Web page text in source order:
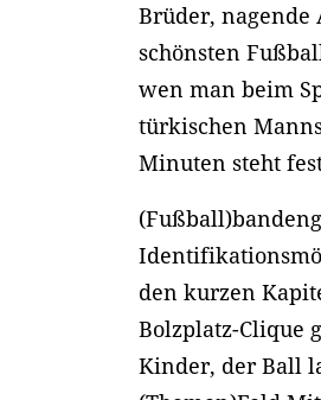
Brüder, nagende
schönsten
wen man beim
türkischen
Minuten steht
den kurzen
Bolzplatz-Clique
Kinder, der Ball